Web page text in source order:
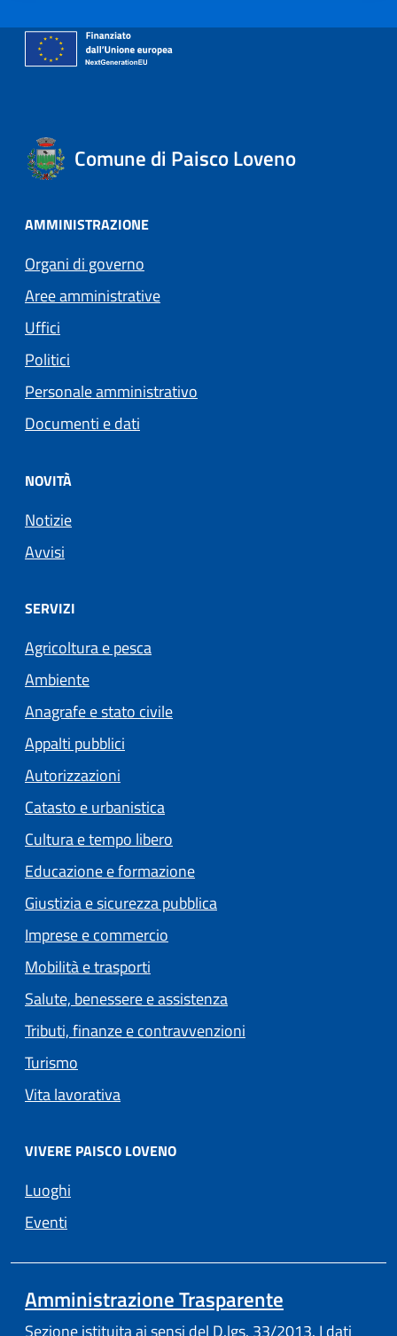
Comune di Paisco Loveno
AMMINISTRAZIONE
Organi di governo
Aree amministrative
Uffici
Politici
Personale amministrativo
Documenti e dati
NOVITÀ
Notizie
Avvisi
SERVIZI
Agricoltura e pesca
Ambiente
Anagrafe e stato civile
Appalti pubblici
Autorizzazioni
Catasto e urbanistica
Cultura e tempo libero
Educazione e formazione
Giustizia e sicurezza pubblica
Imprese e commercio
Mobilità e trasporti
Salute, benessere e assistenza
Tributi, finanze e contravvenzioni
Turismo
Vita lavorativa
VIVERE PAISCO LOVENO
Luoghi
Eventi
Amministrazione Trasparente
Sezione istituita ai sensi del D.lgs. 33/2013. I dati